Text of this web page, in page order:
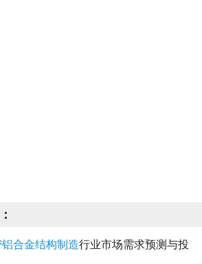
合金结构制造行业市场需求预测与投